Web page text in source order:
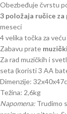
Obezbeđuje čvrstu
3 položaja ručice
meseci
4 velika točka za
Zabavu prate
Za rad muzičkih i
seta (koristi 3 AA
Dimenzije:
Težina: 2,6kg
Napomena: Trudimo